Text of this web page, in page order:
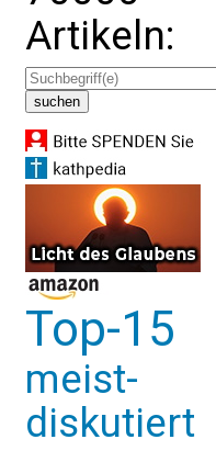
Artikeln:
Top-15
meist-
diskutiert